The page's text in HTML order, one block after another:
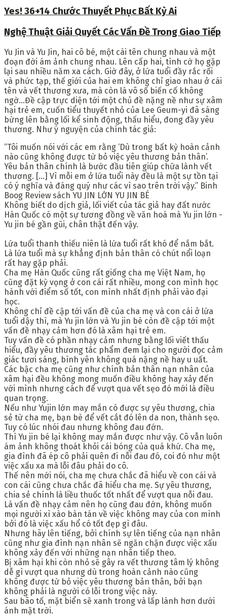
Yes! 36+14 Chước Thuyết Phục Bất Kỳ Ai
Nghệ Thuật Giải Quyết Các Vấn Đề Trong Giao Tiếp
Yu Jin và Yu Jin, hai cô bé, một cái tên chung nhau và một
đoạn đời ám ảnh chung nhau. Lên cấp hai, tình cờ họ gặp
lại sau nhiều năm xa cách. Giờ đây, ở lứa tuổi đầy rắc rối
và phức tạp, thế giới của hai em không chỉ giao nhau ở cái
tên và vết thương xưa, mà còn là vô số biến cố không
ngờ…Đề cập trực diện tới một chủ đề nặng nề như sự xâm
hại trẻ em, cuốn tiểu thuyết nhỏ của Lee Geum-yi đã sáng
bừng lên bằng lối kể sinh động, thấu hiểu, đong đầy yêu
thương. Như ý nguyện của chính tác giả:
“Tôi muốn nói với các em rằng ‘Dù trong bất kỳ hoàn cảnh
nào cũng không được từ bỏ việc yêu thương bản thân’.
Yêu bản thân chính là bước đầu tiên giúp chữa lành vết
thương. […] Vì mỗi em ở lứa tuổi này đều là một sự tồn tại
có ý nghĩa và đáng quý như các vì sao trên trời vậy.” Binh
Boog Review sách YU JIN LỚN YU JIN BÉ
Không biết do dịch giả, lối viết của tác giả hay đất nước
Hàn Quốc có một sự tương đồng về văn hoá mà Yu jin lớn -
Yu jin bé gần gũi, chân thật đến vậy.
Lứa tuổi thanh thiếu niên là lứa tuổi rất khó để nắm bắt.
Là lứa tuổi mà sự khẳng định bản thân có chút nổi loạn
rất hay gặp phải.
Cha mẹ Hàn Quốc cũng rất giống cha mẹ Việt Nam, họ
cũng đặt kỳ vọng ở con cái rất nhiều, mong con mình học
hành với điểm số tốt, con mình nhất định phải vào đại
học.
Không chỉ đề cập tới vấn đề của cha mẹ và con cái ở lứa
tuổi dậy thì, mà Yu jin lớn và Yu jin bé còn đề cập tới một
vấn đề nhạy cảm hơn đó là xâm hại trẻ em.
Tuy vấn đề có phần nhạy cảm nhưng bằng lối viết thấu
hiểu, đầy yêu thương tác phẩm đem lại cho người đọc cảm
giác tươi sáng, bình yên không quá nặng nề hay u uất.
Các bậc cha mẹ cũng như chính bản thân nạn nhân của
xâm hại đều không mong muốn điều không hay xảy đến
với mình nhưng cách để vượt qua vết sẹo đó mới là điều
quan trọng.
Nếu như Yujin lớn may mắn có được sự yêu thương, chia
sẻ từ cha mẹ, bạn bè để vết cắt đó lên da non, thành sẹo.
Tuy có lúc nhói đau nhưng không đau đớn.
Thì Yu jin bé lại không may mắn được như vậy. Cô vẫn luôn
ám ảnh không thoát khỏi cái bóng của quá khứ. Cha mẹ,
gia đình đã ép cô phải quên đi nỗi đau đó, coi đó như một
việc xấu xa mà lỗi đâu phải do cô.
Thế nên mới nói, cha mẹ chưa chắc đã hiểu về con cái và
con cái cũng chưa chắc đã hiểu cha mẹ. Sự yêu thương,
chia sẻ chính là liều thuốc tốt nhất để vượt qua nỗi đau.
Là vấn đề nhạy cảm nên họ cũng đau đớn, không muốn
mọi người xì xào bàn tán về việc không may của con mình
bởi đó là việc xấu hổ có tốt đẹp gì đâu.
Nhưng hãy lên tiếng, bởi chính sự lên tiếng của nạn nhân
cũng như gia đình nạn nhân sẽ ngăn chặn được việc xấu
không xảy đến với những nạn nhân tiếp theo.
Bị xâm hại khi còn nhỏ sẽ gây ra vết thương tâm lý không
dễ gì vượt qua nhưng dù trong hoàn cảnh nào cũng
không được từ bỏ việc yêu thương bản thân, bởi bạn
không phải là người có lỗi trong việc này.
Sau bão tố, mặt biển sẽ xanh trong và lấp lánh hơn dưới
ánh mặt trời.